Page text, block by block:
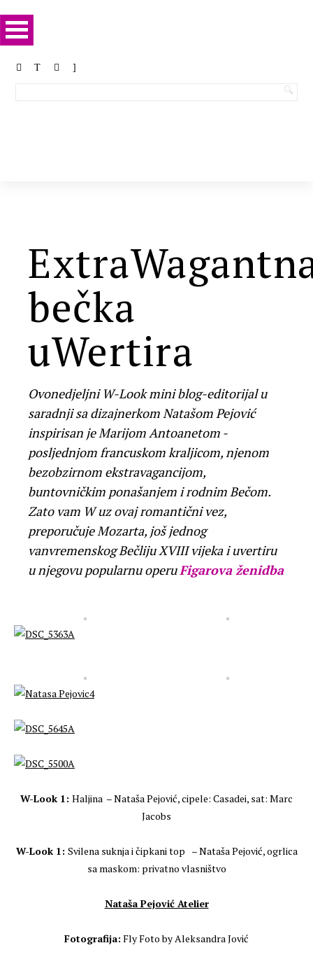
bečka
uWertira
Ovonedjeljni W-Look mini blog-editorijal u
saradnji sa dizajnerkom Natašom Pejović
inspirisan je Marijom Antoanetom -
posljednjom francuskom kraljicom, njenom
bezobzirnom ekstravagancijom,
buntovničkim ponašanjem i rodnim Bečom.
Zato vam W uz ovaj romantični vez,
preporučuje Mozarta, još jednog
vanvremenskog Bečliju XVIII vijeka i uvertiru
u njegovu popularnu operuFigarova ženidba
W-Look 1: Haljina – Nataša Pejović, cipele: Casadei, sat: Marc
Jacobs
W-Look 1: Svilena suknja i čipkani top – Nataša Pejović, ogrlica
sa maskom: privatno vlasništvo
Nataša Pejović Atelier
Fotografija: Fly Foto by Aleksandra Jović